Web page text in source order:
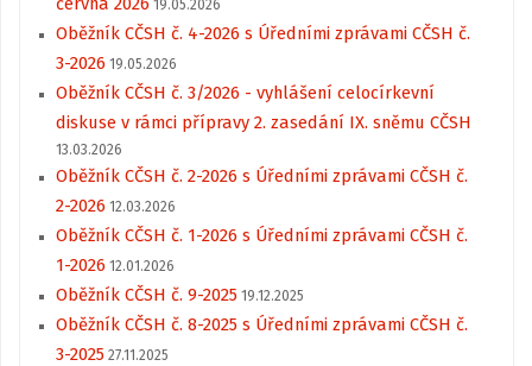
19.05.2026
Oběžník CČSH č. 4-2026 s Úředními zprávami CČSH č.
3-2026 19.05.2026
Oběžník CČSH č. 3/2026 - vyhlášení celocírkevní
diskuse v rámci přípravy 2. zasedání IX. sněmu CČSH
13.03.2026
Oběžník CČSH č. 2-2026 s Úředními zprávami CČSH č.
2-2026 12.03.2026
Oběžník CČSH č. 1-2026 s Úředními zprávami CČSH č.
1-2026 12.01.2026
Oběžník CČSH č. 9-2025 19.12.2025
Oběžník CČSH č. 8-2025 s Úředními zprávami CČSH č.
3-2025 27.11.2025